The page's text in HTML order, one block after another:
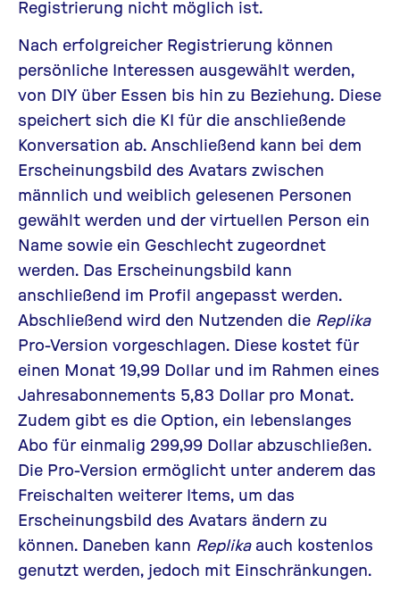
Registrierung nicht möglich ist.
Nach erfolgreicher Registrierung können
persönliche Interessen ausgewählt werden,
von DIY über Essen bis hin zu Beziehung. Diese
speichert sich die KI für die anschließende
Konversation ab. Anschließend kann bei dem
Erscheinungsbild des Avatars zwischen
männlich und weiblich gelesenen Personen
gewählt werden und der virtuellen Person ein
Name sowie ein Geschlecht zugeordnet
werden. Das Erscheinungsbild kann
anschließend im Profil angepasst werden.
Abschließend wird den Nutzenden die Replika
Pro-Version vorgeschlagen. Diese kostet für
einen Monat 19,99 Dollar und im Rahmen eines
Jahresabonnements 5,83 Dollar pro Monat.
Zudem gibt es die Option, ein lebenslanges
Abo für einmalig 299,99 Dollar abzuschließen.
Die Pro-Version ermöglicht unter anderem das
Freischalten weiterer Items, um das
Erscheinungsbild des Avatars ändern zu
können. Daneben kann Replikaauch kostenlos
genutzt werden, jedoch mit Einschränkungen.